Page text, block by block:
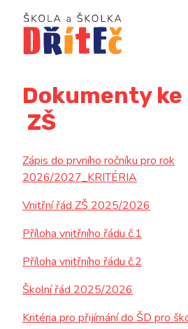
Dokumenty
ZŠ
Zápis do prvního ročníku pro rok
2026/2027_KRITÉRIA
Vnitřní řád ZŠ 2025/2026
Příloha vnitřního řádu č.1
Příloha vnitřního řádu č.2
Školní řád 2025/2026
Kritéria pro přijímání do ŠD pro
Home
O nás
Jídelna
Kontakt